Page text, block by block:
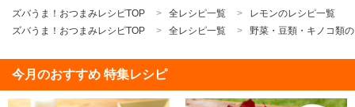
ズバうま！おつまみレシピTOP 全レシピ一覧
レモンのレシピ一覧
ズバうま！おつまみレシピTOP
全レシピ一覧 野菜・豆類・キノコ類
今月のおすすめ 特集レシピ